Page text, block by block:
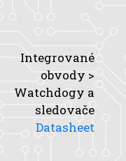
Integrované
obvody >
Watchdogy a
sledovače
Datasheet